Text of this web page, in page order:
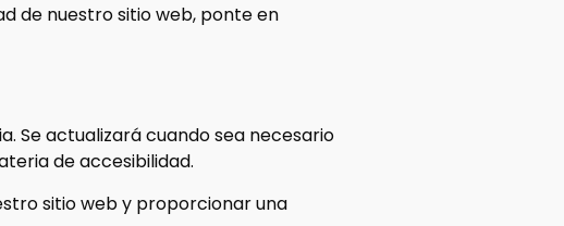
de nuestro sitio web, ponte en
Se actualizará cuando sea necesario
de accesibilidad.
sitio web y proporcionar una